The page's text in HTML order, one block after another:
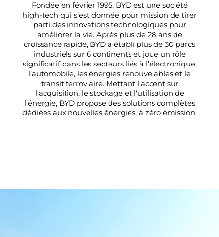
Fondée en février 1995, BYD est une société
high-tech qui s’est donnée pour mission de tirer
parti des innovations technologiques pour
améliorer la vie. Après plus de 28 ans de
croissance rapide, BYD a établi plus de 30 parcs
industriels sur 6continents et joue un rôle
significatif dans les secteurs liés à l’électronique,
l’automobile, les énergies renouvelables et le
transit ferroviaire. Mettant l'accent sur
l'acquisition, le stockage et l'utilisation de
l'énergie, BYD propose des solutions complètes
dédiées aux nouvelles énergies, à zéro émission.